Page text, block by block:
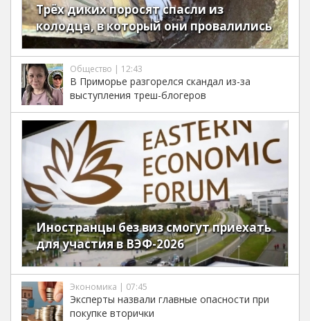
Трёх диких поросят спасли из
колодца, в который они провалились
Общество | 12:43
В Приморье разгорелся скандал из-за
выступления треш-блогеров
Иностранцы без виз смогут приехать
для участия в ВЭФ-2026
Экономика | 07:45
Эксперты назвали главные опасности при
покупке вторички